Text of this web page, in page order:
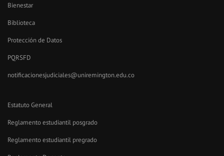
Bienestar
Biblioteca
Protección de Datos
PQRSFD
notificacionesjudiciales@uniremington.edu.co
Estatuto General
Reglamento estudiantil posgrado
Reglamento estudiantil pregrado